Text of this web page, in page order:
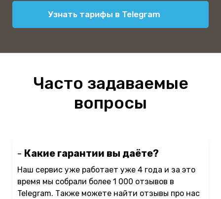
Узнать тарифы в Telegram
Часто задаваемые
вопросы
- Какие гарантии вы даёте?
Наш сервис уже работает уже 4 года и за это
время мы собрали более 1 000 отзывов в
Telegram. Также можете найти отзывы про нас